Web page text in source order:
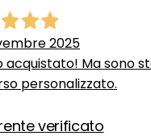
2025
acquistato! Ma sono
personalizzato.
verificato